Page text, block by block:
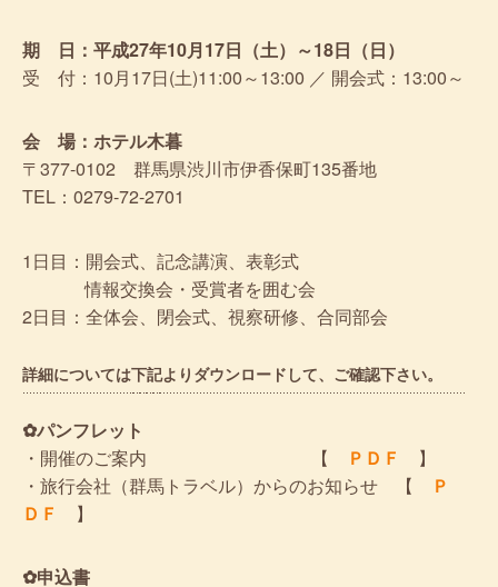
期 日：平成27年10月17日（土）～18日（日）
受 付：10月17日(土)11:00～13:00 ／ 開会式：13:00～
会 場：ホテル木暮
〒377-0102 群馬県渋川市伊香保町135番地
TEL：0279-72-2701
1日目：開会式、記念講演、表彰式
情報交換会・受賞者を囲む会
2日目：全体会、閉会式、視察研修、合同部会
詳細については下記よりダウンロードして、ご確認下さい。
✿パンフレット
・開催のご案内 【
ＰＤＦ
】
・旅行会社（群馬トラベル）からのお知らせ 【
Ｐ
ＤＦ
】
✿申込書